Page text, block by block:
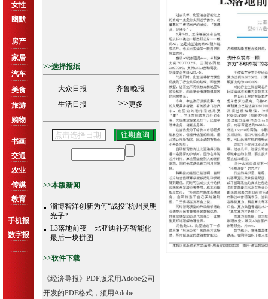
女性
幽默
房产
家居
汽车
美食
旅游
购物
书画
交通
农业
传媒
教育
手机报
数字报
>>选择报纸
大众日报
齐鲁晚报
生活日报
>>更多
>>本版新闻
淄博智洋创新为何“战投”杭州灵明
光子?
L3落地前夜 比亚迪补齐智能化
最后一块拼图
>>软件下载
《经济导报》PDF版采用Adobe公司
开发的PDF格式，须用Adobe